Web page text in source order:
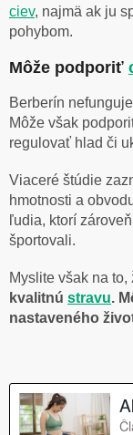
ciev, najmä ak ju
pohybom.
Môže podporiť
Berberín
Môže však
regulovať hlad či
Viaceré štúdie
hmotnosti a
ľudia, ktorí
športovali.
Myslite však na to,
kvalitnú stravu.
nastaveného